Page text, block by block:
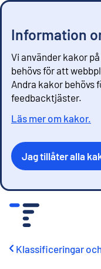
Information
Vi använder kakor
behövs för att
Andra kakor behövs
feedbacktjäster.
Läs mer om kakor.
Jag tillåter alla
Klassificeringar